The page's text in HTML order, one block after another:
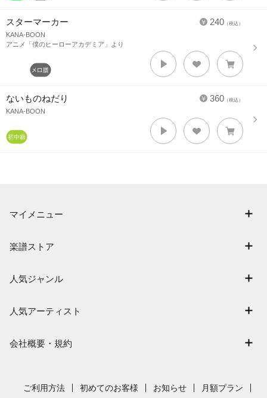
240 （税込）
スターマーカー
KANA-BOON
アニメ「僕のヒーローアカデミア」より
360 （税込）
ないものねだり
KANA-BOON
マイメニュー
退会はこちら
楽譜ストア
難易度別に探す
まもなく配信
人気ジャンル
保育
発表会
人気アーティスト
新沢としひこ
会社概要・規約
採用情報
ご利用方法 初めてのお客様 お知らせ 月額プラン